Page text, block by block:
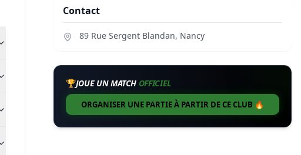
Contact
89 Rue Sergent Blandan, Nancy
🏆JOUE UN MATCH OFFICIEL
ORGANISER UNE PARTIE À PARTIR DE CE CLUB 🔥